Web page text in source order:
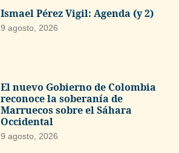
Ismael Pérez Vigil: Agenda (y 2)
9 agosto, 2026
El nuevo Gobierno de Colombia
reconoce la soberanía de
Marruecos sobre el Sáhara
Occidental
9 agosto, 2026